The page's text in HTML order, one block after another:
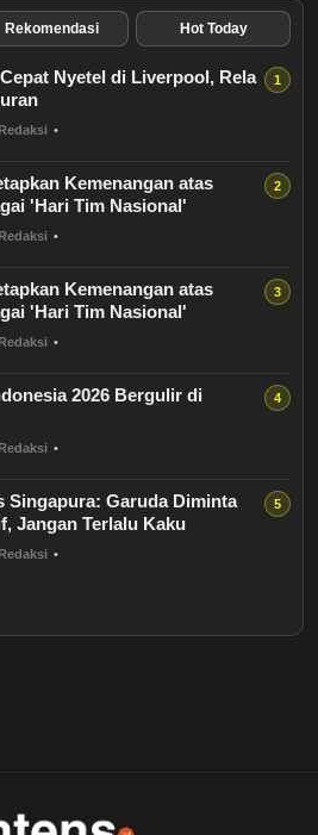
Rekomendasi Hot Today
Nyetel di Liverpool, Rela
Redaksi •
Kemenangan atas
'Hari Tim Nasional'
Redaksi •
Kemenangan atas
'Hari Tim Nasional'
Redaksi •
2026 Bergulir di
Redaksi •
Singapura: Garuda Diminta
Jangan Terlalu Kaku
Redaksi •